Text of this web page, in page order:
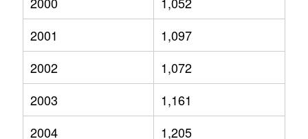
2001
1,097
2002
1,072
2003
1,161
2004
1,205